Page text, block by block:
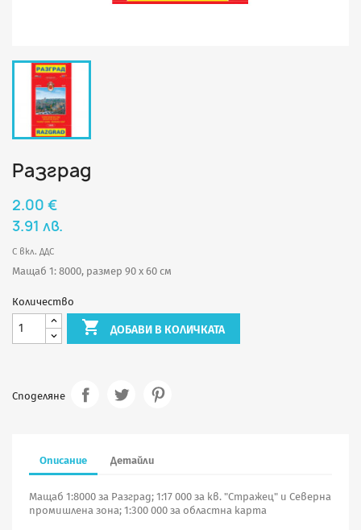
Разград
2.00 €
3.91 лв.
С вкл. ДДС
Мащаб 1: 8000, размер 90 х 60 см
Количество
 ДОБАВИ В КОЛИЧКАТА
Споделяне
Описание Детайли
Мащаб 1:8000 за Разград; 1:17 000 за кв. "Стражец" и Северна
промишлена зона; 1:300 000 за областна карта